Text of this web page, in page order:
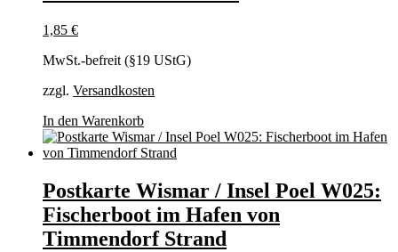
1,85 €
MwSt.-befreit (§19 UStG)
zzgl. Versandkosten
In den Warenkorb
Postkarte Wismar / Insel Poel W025:
Fischerboot im Hafen von
Timmendorf Strand